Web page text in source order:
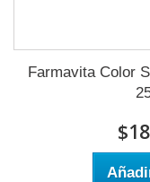
Farmavita Color